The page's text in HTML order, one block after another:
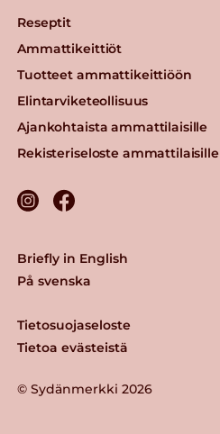
Reseptit
Ammattikeittiöt
Tuotteet ammattikeittiöön
Elintarviketeollisuus
Ajankohtaista ammattilaisille
Rekisteriseloste ammattilaisille
© Sydänmerkki 2026
Tietosuojaseloste
Tietoa evästeistä
Briefly in English
På svenska